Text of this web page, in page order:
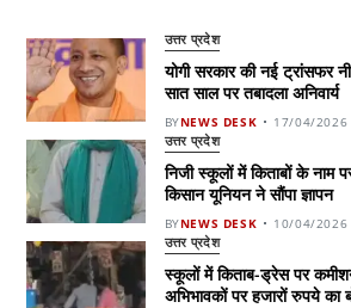
उत्तर प्रदेश
योगी सरकार की नई ट्रांसफर
सात साल पर तबादला अनिवार्य
BYNEWS DESK 17/04/2026
उत्तर प्रदेश
निजी स्कूलों में किताबों के नाम
किसान यूनियन ने सौंपा ज्ञापन
BYNEWS DESK 10/04/2026
उत्तर प्रदेश
स्कूलों में किताब-ड्रेस पर
अभिभावकों पर हजारों रुपये का